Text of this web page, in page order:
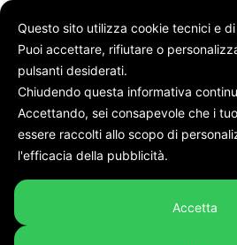
In evidenza
Questo sito utilizza cookie tecnici e
Puoi accettare, rifiutare o
pulsanti desiderati.
Chiudendo questa informativa
Accettando, sei consapevole che i
essere raccolti allo scopo di
l'efficacia della pubblicità.
Accetta